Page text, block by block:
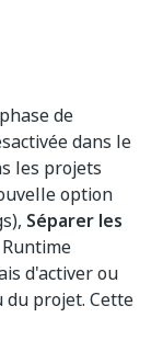
de
dans le
les projets
option
Séparer les
d'activer ou
du projet. Cette